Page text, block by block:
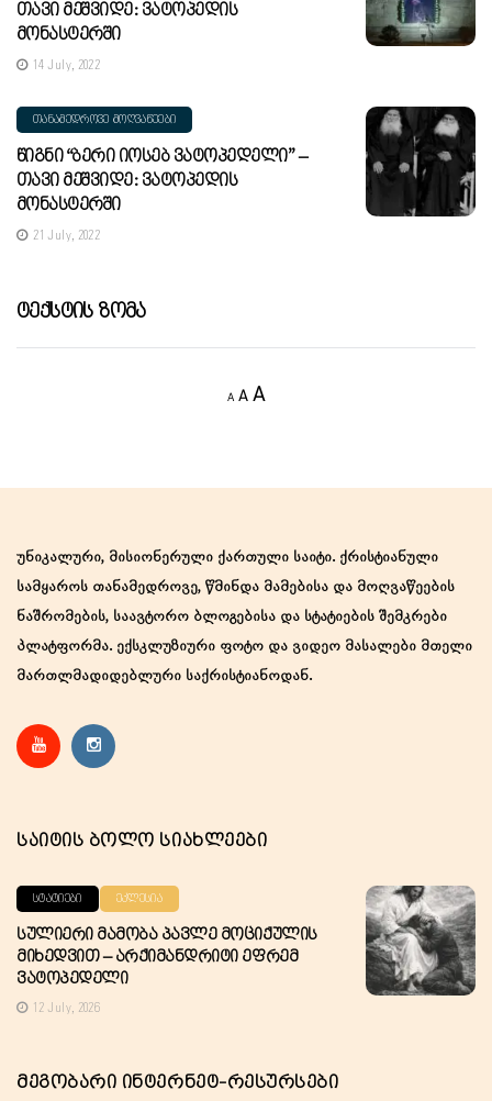
Თავი Მეშვიდე: Ვატოპედის
Მონასტერში
14 July, 2022
ᲗᲐᲜᲐᲛᲔᲓᲠᲝᲕᲔ ᲛᲝᲦᲕᲐᲬᲔᲔᲑᲘ
Წიგნი “ბერი Იოსებ Ვატოპედელი” –
Თავი Მეშვიდე: Ვატოპედის
Მონასტერში
21 July, 2022
Ტექსტის Ზომა
A
Decrease
A Reset
AIncrease
უნიკალური, მისიონერული ქართული საიტი. ქრისტიანული
სამყაროს თანამედროვე, წმინდა მამებისა და მოღვაწეების
ნაშრომების, საავტორო ბლოგებისა და სტატიების შემკრები
პლატფორმა. ექსკლუზიური ფოტო და ვიდეო მასალები მთელი
მართლმადიდებლური საქრისტიანოდან.
Საიტის Ბოლო Სიახლეები
ᲡᲢᲐᲢᲘᲔᲑᲘ ᲔᲙᲚᲔᲡᲘᲐ
Სულიერი Მამობა Პავლე Მოციქულის
Მიხედვით – Არქიმანდრიტი Ეფრემ
Ვატოპედელი
12 July, 2026
Მეგობარი Ინტერნეტ-Რესურსები